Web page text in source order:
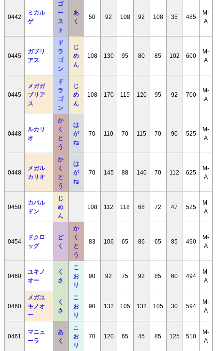
0442
ミカル
ゲ
ゴ
ー
ス
ト
あ
く
50 92 108 92 108 35 485
M-
A
0445
ガブリ
アス
ド
ラ
ゴ
ン
じ
め
ん
108 130 95 80 85 102 600
M-
A
0445
メガガ
ブリア
ス
ド
ラ
ゴ
ン
じ
め
ん
108 170 115 120 95 92 700
M-
A
0448
ルカリ
オ
か
く
と
う
は
が
ね
70 110 70 115 70 90 525
M-
A
0448
メガル
カリオ
か
く
と
う
は
が
ね
70 145 88 140 70 112 625
M-
A
0450
カバル
ドン
じ
め
ん
108 112 118 68 72 47 525
M-
A
0454
ドクロ
ッグ
ど
く
か
く
と
う
83 106 65 86 65 85 490
M-
A
0460
ユキノ
オー
く
さ
こ
お
り
90 92 75 92 85 60 494
M-
A
0460
メガユ
キノオ
ー
く
さ
こ
お
り
90 132 105 132 105 30 594
M-
A
0461
マニュ
ーラ
あ
く
こ
お
り
70 120 65 45 85 125 510
M-
A